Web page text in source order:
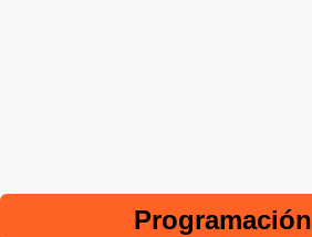
Programación